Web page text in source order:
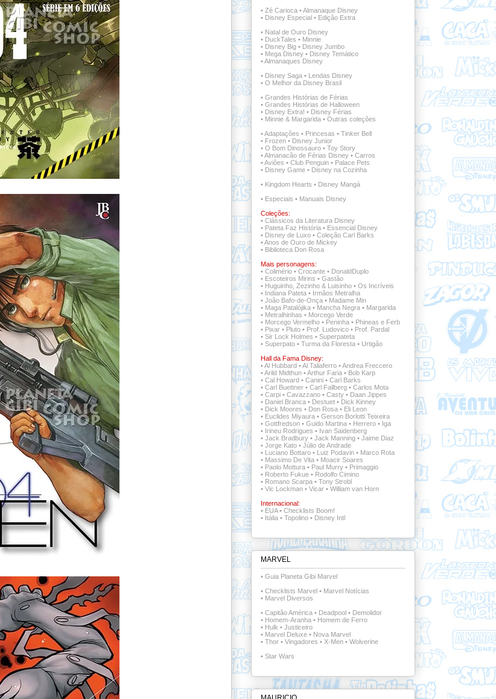
• Zé Carioca •Almanaque Disney
• Disney Especial • Edição Extra
• Natal de Ouro Disney
• DuckTales • Minnie
• Disney Big • Disney Jumbo
• Mega Disney • Disney Temático
•Almanaques Disney
• Disney Saga• Lendas Disney
• O Melhor da Disney Brasil
• Grandes Histórias de Férias
• Grandes Histórias de Halloween
• Disney Extra! • Disney Férias
• Minnie & Margarida• Outras coleções
• Adaptações • Princesas • Tinker Bell
• Frozen• Disney Junior
• O Bom Dinossauro • Toy Story
•Almanacão de Férias Disney • Carros
• Aviões • Club Penguin• Palace Pets
• Disney Game• Disney na Cozinha
• Kingdom Hearts • Disney Mangá
• Especiais • Manuais Disney
Coleções:
• Clássicos da Literatura Disney
• Pateta Faz História• Essencial Disney
• Disney de Luxo• Coleção Carl Barks
•Anos de Ouro de Mickey
• Biblioteca Don Rosa
Mais personagens:
• Colimério• Crocante• DonaldDuplo
• Escoteiros Mirins • Gastão
• Huguinho, Zezinho & Luisinho• Os Incríveis
• Indiana Pateta • Irmãos Metralha
• João Bafo-de-Onça • Madame Min
• Maga Patalójika• Mancha Negra• Margarida
• Metralhinhas • Morcego Verde
• Morcego Vermelho • Peninha• Phineas e Ferb
• Pixar• Pluto• Prof. Ludovico • Prof. Pardal
• Sir Lock Holmes • Superpateta
• Superpato• Turma da Floresta• Urtigão
Hall da Fama Disney:
•Al Hubbard•Al Taliaferro•Andrea Freccero
•Arild Midthun•Arthur Faria• Bob Karp
• Cal Howard• Canini• Carl Barks
• Carl Buettner• Carl Fallberg • Carlos Mota
• Carpi • Cavazzano• Casty• Daan Jippes
• Daniel Branca• Destuet• Dick Kinney
• Dick Moores • Don Rosa• Eli Leon
• Euclides Miyaura • Gerson Borlotti Teixeira
• Gottfredson • Guido Martina • Herrero• Iga
• Irineu Rodrigues • Ivan Saidenberg
• Jack Bradbury• Jack Manning• Jaime Diaz
• Jorge Kato• Júlio de Andrade
• Luciano Bottaro• Luiz Podavin• Marco Rota
• Massimo De Vita • Moacir Soares
• Paolo Mottura • Paul Murry • Primaggio
• Roberto Fukue • Rodolfo Cimino
• Romano Scarpa • Tony Strobl
• Vic Lockman• Vicar • William van Horn
Internacional:
• EUA • Checklists Boom!
• Itália • Topolino • Disney Intl
MARVEL
• Guia Planeta Gibi Marvel
• Checklists Marvel• Marvel Notícias
• Marvel Diversos
• Capitão América• Deadpool• Demolidor
• Homem-Aranha• Homem de Ferro
• Hulk • Justiceiro
• Marvel Deluxe• Nova Marvel
• Thor • Vingadores • X-Men• Wolverine
• Star Wars